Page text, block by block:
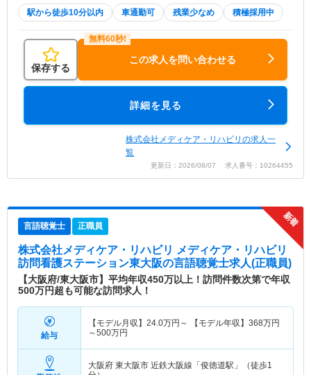
駅から徒歩10分以内 車通勤可 残業少なめ 積極採用中
保存する
この求人を問い合わせる
詳細を見る
株式会社メディケア・リハビリの求人一
覧
更新日：2026/08/07 求人番号：10264455
言語聴覚士 正職員
株式会社メディケア・リハビリ メディケア・リハビリ
訪問看護ステーション東大阪の言語聴覚士求人(正職員)
【大阪府/東大阪市】平均年収450万以上！訪問件数次第で年収
500万円超も可能な訪問求人！
給与
【モデル月収】 24.0万円～ 【モデル年収】 368万円
～500万円
大阪府 東大阪市 近鉄大阪線「俊徳道駅」（徒歩1